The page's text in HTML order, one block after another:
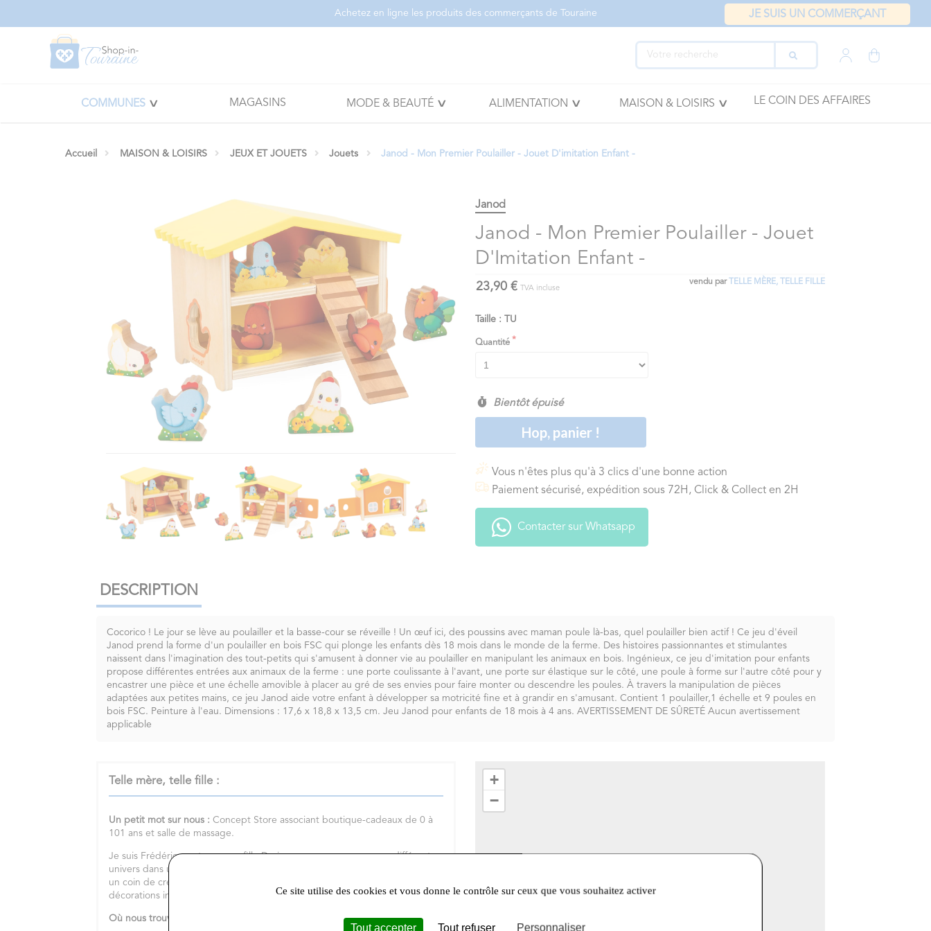
Achetez en ligne les produits des commerçants de Touraine JE SUIS UN COMMERÇANT
COMMUNES MAGASINS MODE & BEAUTÉ ALIMENTATION MAISON & LOISIRS LE COIN DES AFFAIRES
Accueil MAISON & LOISIRS JEUX ET JOUETS Jouets Janod - Mon Premier Poulailler - Jouet D'imitation Enfant -
Janod
Janod - Mon Premier Poulailler - Jouet
D'Imitation Enfant -
vendu par TELLE MÈRE, TELLE FILLE
23,90 € TVA incluse
Taille : TU
Quantité
Bientôt épuisé
Hop, panier !
Vous n'êtes plus qu'à 3 clics d'une bonne action
Paiement sécurisé, expédition sous 72H, Click & Collect en 2H
Contacter sur Whatsapp
DESCRIPTION
Cocorico ! Le jour se lève au poulailler et la basse-cour se réveille ! Un œuf ici, des poussins avec maman poule là-bas, quel poulailler bien actif ! Ce jeu d'éveil
Janod prend la forme d'un poulailler en bois FSC qui plonge les enfants dès 18 mois dans le monde de la ferme. Des histoires passionnantes et stimulantes
naissent dans l'imagination des tout-petits qui s'amusent à donner vie au poulailler en manipulant les animaux en bois. Ingénieux, ce jeu d'imitation pour enfants
propose différentes entrées aux animaux de la ferme : une porte coulissante à l'avant, une porte sur élastique sur le côté, une poule à forme sur l'autre côté pour y
encastrer une pièce et une échelle amovible à placer au gré de ses envies pour faire monter ou descendre les poules. À travers la manipulation de pièces
adaptées aux petites mains, ce jeu Janod aide votre enfant à développer sa motricité fine et à grandir en s'amusant. Contient 1 poulailler,1 échelle et 9 poules en
bois FSC. Peinture à l'eau. Dimensions : 17,6 x 18,8 x 13,5 cm. Jeu Janod pour enfants de 18 mois à 4 ans. AVERTISSEMENT DE SÛRETÉ Aucun avertissement
applicable
Telle mère, telle fille :
Un petit mot sur nous : Concept Store associant boutique-cadeaux de 0 à
101 ans et salle de massage.
Je suis Frédérique et avec ma fille Doriane nous vous proposons différents
univers dans une boutique atypique en pierre de taille: un univers enfant ,
un coin de créateurs, un espace bien-être et le tout au cœur de
décorations intérieures.
Où nous trouver : 8 place de l'hôtel de ville 37600 Loches
+
−
Ce site utilise des cookies et vous donne le contrôle sur ceux que vous souhaitez activer
Tout accepter Tout refuser Personnaliser